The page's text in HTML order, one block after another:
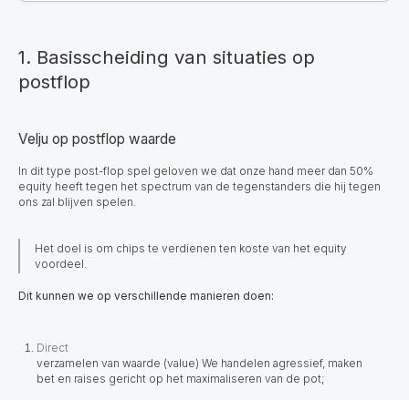
1. Basisscheiding van situaties op
postflop
Velju op postflop waarde
In dit type post-flop spel geloven we dat onze hand meer dan 50%
equity heeft tegen het spectrum van de tegenstanders die hij tegen
ons zal blijven spelen.
Het doel is om chips te verdienen ten koste van het equity
voordeel.
Dit kunnen we op verschillende manieren doen:
Direct
verzamelen van waarde (value) We handelen agressief, maken
bet en raises gericht op het maximaliseren van de pot;